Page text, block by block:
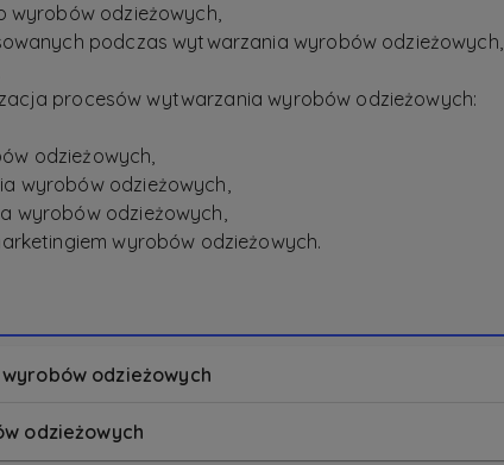
wyrobów odzieżowych,
podczas wytwarzania wyrobów odzieżowych,
procesów wytwarzania wyrobów odzieżowych:
odzieżowych,
wyrobów odzieżowych,
wyrobów odzieżowych,
wyrobów odzieżowych.
odzieżowych
odzieżowych